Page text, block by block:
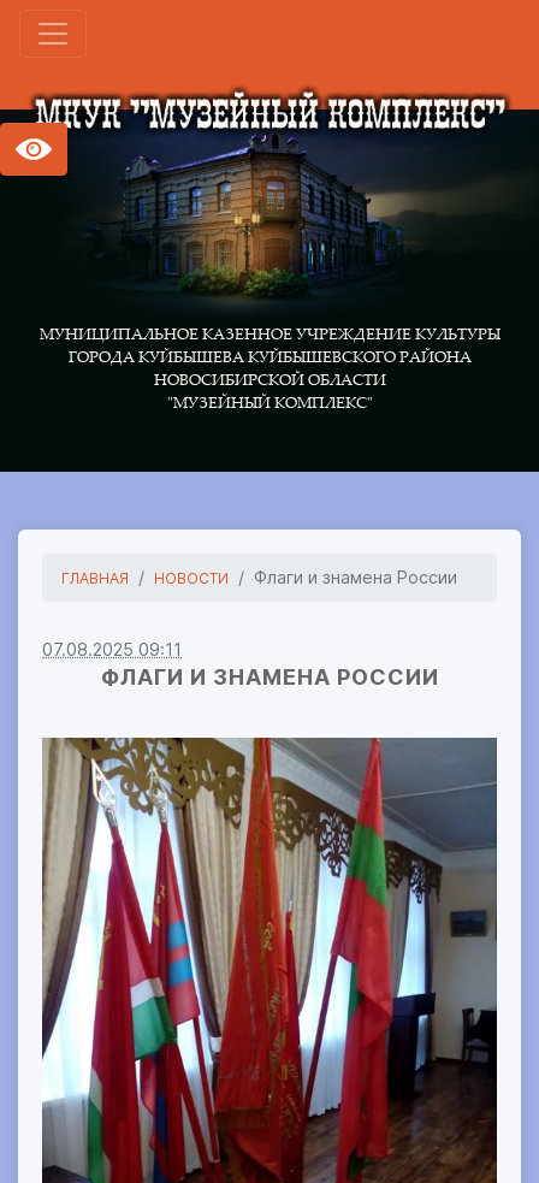
МУНИЦИПАЛЬНОЕ КАЗЕННОЕ УЧРЕЖДЕНИЕ КУЛЬТУРЫ
ГОРОДА КУЙБЫШЕВА КУЙБЫШЕВСКОГО РАЙОНА
НОВОСИБИРСКОЙ ОБЛАСТИ
"МУЗЕЙНЫЙ КОМПЛЕКС"
ГЛАВНАЯ НОВОСТИ Флаги и знамена России
07.08.2025 09:11
ФЛАГИ И ЗНАМЕНА РОССИИ